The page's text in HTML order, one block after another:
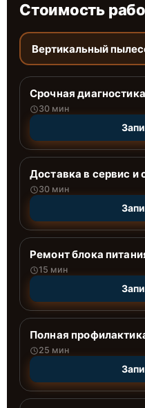
Стоимость
Вертикальный
Срочная диагностика
30 мин
Доставка в сервис и
30 мин
Ремонт блока
15 мин
Полная
25 мин